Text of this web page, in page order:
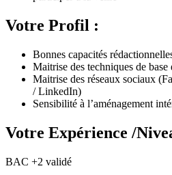
Votre Profil :
Bonnes capacités
Maitrise des techniques de
Maitrise des réseaux sociaux
/ LinkedIn)
Sensibilité à l’aménagement
Votre Expérience /
BAC +2 validé